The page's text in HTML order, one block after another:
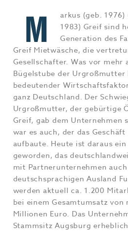
M
arkus (geb.
1983) Greif sind
Generation des
Greif Mietwäsche, die
Gesellschafter. Was vor mehr
Bügelstube der Urgroßmutter
bedeutender
ganz Deutschland. Der
Urgroßmutter, der gebürtige
Greif, gab dem Unternehmen
war es auch, der das
aufbaute. Heute ist daraus
geworden, das
mit Partnerunternehmen
deutschsprachigen Ausland
werden aktuell ca. 1.200
bei einem Gesamtumsatz von
Millionen Euro. Das
Stammsitz Augsburg